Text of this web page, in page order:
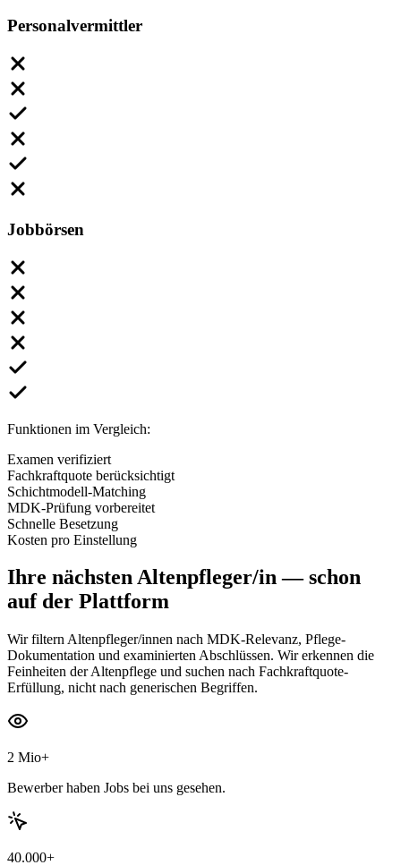
Personalvermittler
Jobbörsen
Funktionen im Vergleich:
Examen verifiziert
Fachkraftquote berücksichtigt
Schichtmodell-Matching
MDK-Prüfung vorbereitet
Schnelle Besetzung
Kosten pro Einstellung
Ihre nächstenAltenpfleger/in— schon
auf der Plattform
Wir filtern Altenpfleger/innen nach MDK-Relevanz, Pflege-
Dokumentation und examinierten Abschlüssen. Wir erkennen die
Feinheiten der Altenpflege und suchen nach Fachkraftquote-
Erfüllung, nicht nach generischen Begriffen.
2 Mio+
Bewerber haben Jobs bei uns gesehen.
40.000+